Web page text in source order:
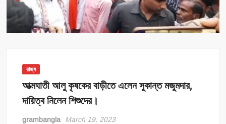
রাজ্য
আত্মঘাতী আলু কৃষকের বাড়ীতে এলেন সুকান্ত মজুমদার,
দায়িত্ব নিলেন শিশুদের।
grambangla March 19, 2023